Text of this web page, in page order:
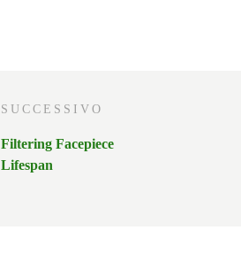
SUCCESSIVO
Filtering Facepiece
Lifespan